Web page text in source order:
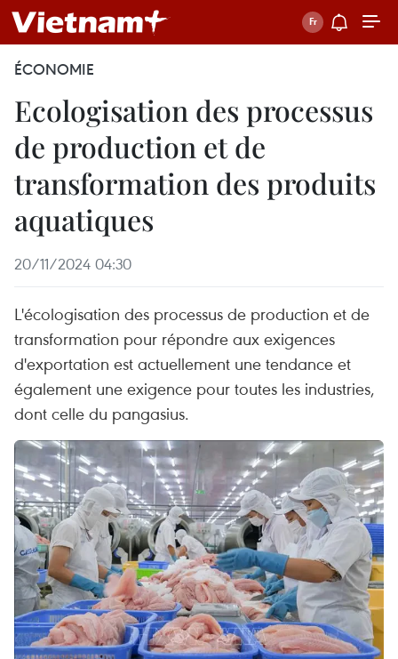
ÉCONOMIE
Ecologisation des processus
de production et de
transformation des produits
aquatiques
20/11/2024 04:30
L'écologisation des processus de production et de
transformation pour répondre aux exigences
d'exportation est actuellement une tendance et
également une exigence pour toutes les industries,
dont celle du pangasius.